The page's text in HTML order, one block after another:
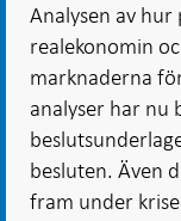
Analysen av
realekonomin
marknaderna
analyser har nu
besluten. Även
fram under